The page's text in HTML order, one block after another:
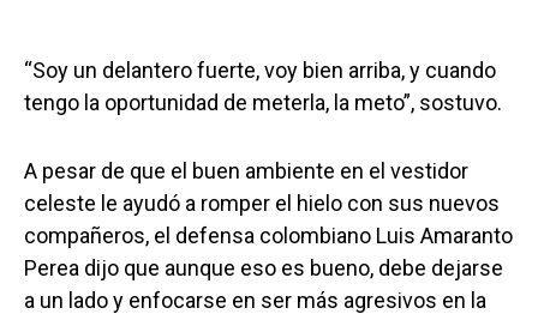
“Soy un delantero fuerte, voy bien arriba, y cuando
tengo la oportunidad de meterla, la meto”, sostuvo.
A pesar de que el buen ambiente en el vestidor
celeste le ayudó a romper el hielo con sus nuevos
compañeros, el defensa colombiano Luis Amaranto
Perea dijo que aunque eso es bueno, debe dejarse
a un lado y enfocarse en ser más agresivos en la